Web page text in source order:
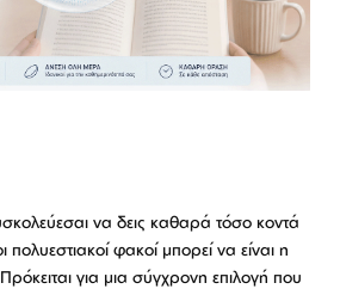
ΜΑΣ
να δεις καθαρά τόσο κοντά
πολυεστιακοί φακοί μπορεί να είναι η
για μια σύγχρονη επιλογή που